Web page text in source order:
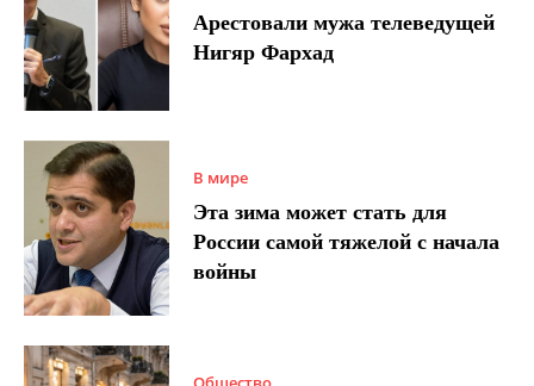
Арестовали мужа телеведущей
Нигяр Фархад
В мире
Эта зима может стать для
России самой тяжелой с начала
войны